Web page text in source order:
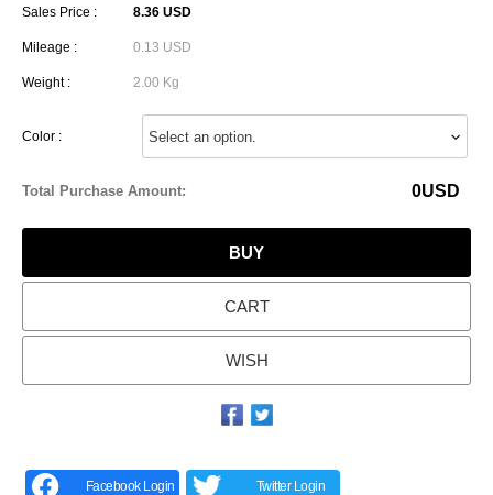
Sales Price : 8.36 USD
Mileage : 0.13 USD
Weight : 2.00 Kg
Color :
Total Purchase Amount: 0USD
BUY
CART
WISH
Facebook Login Twitter Login